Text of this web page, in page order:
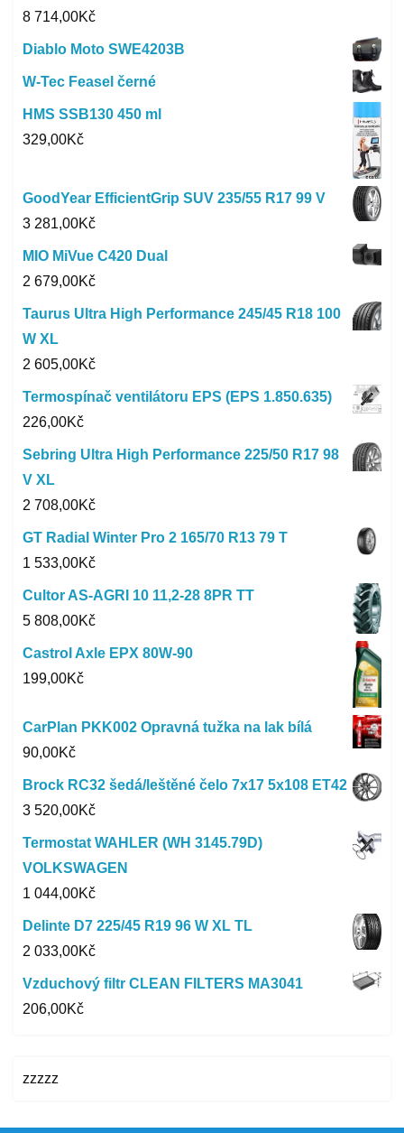
8 714,00Kč
Diablo Moto SWE4203B
W-Tec Feasel černé
HMS SSB130 450 ml
329,00Kč
GoodYear EfficientGrip SUV 235/55 R17 99 V
3 281,00Kč
MIO MiVue C420 Dual
2 679,00Kč
Taurus Ultra High Performance 245/45 R18 100
W XL
2 605,00Kč
Termospínač ventilátoru EPS (EPS 1.850.635)
226,00Kč
Sebring Ultra High Performance 225/50 R17 98
V XL
2 708,00Kč
GT Radial Winter Pro 2 165/70 R13 79 T
1 533,00Kč
Cultor AS-AGRI 10 11,2-28 8PR TT
5 808,00Kč
Castrol Axle EPX 80W-90
199,00Kč
CarPlan PKK002 Opravná tužka na lak bílá
90,00Kč
Brock RC32 šedá/leštěné čelo 7x17 5x108 ET42
3 520,00Kč
Termostat WAHLER (WH 3145.79D)
VOLKSWAGEN
1 044,00Kč
Delinte D7 225/45 R19 96 W XL TL
2 033,00Kč
Vzduchový filtr CLEAN FILTERS MA3041
206,00Kč
zzzzz